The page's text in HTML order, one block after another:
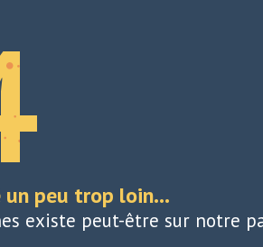
peu trop loin...
existe peut-être sur notre